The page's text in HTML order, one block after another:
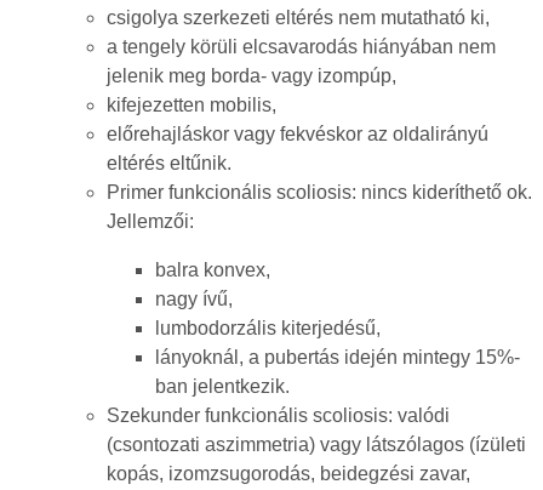
csigolya szerkezeti eltérés nem mutatható ki,
a tengely körüli elcsavarodás hiányában nem
jelenik meg borda- vagy izompúp,
kifejezetten mobilis,
előrehajláskor vagy fekvéskor az oldalirányú
eltérés eltűnik.
Primer funkcionális scoliosis: nincs kideríthető ok.
Jellemzői:
balra konvex,
nagy ívű,
lumbodorzális kiterjedésű,
lányoknál, a pubertás idején mintegy 15%-
ban jelentkezik.
Szekunder funkcionális scoliosis: valódi
(csontozati aszimmetria) vagy látszólagos (ízületi
kopás, izomzsugorodás, beidegzési zavar,